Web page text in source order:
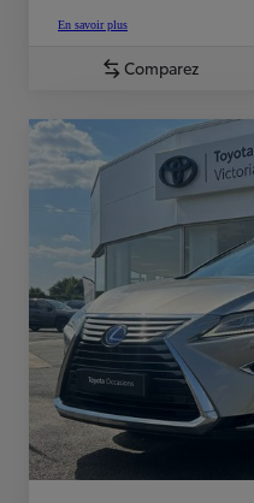
En savoir plus
Comparez